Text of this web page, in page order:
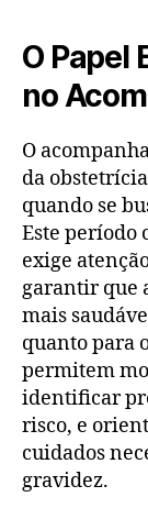
O Papel
no
O
da
quando se
Este período
exige
garantir que
mais
quanto para
permitem
identificar
risco, e
cuidados
gravidez.